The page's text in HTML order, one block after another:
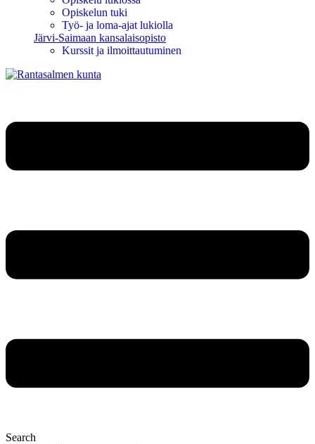
Opiskelun tuki
Työ- ja loma-ajat lukiolla
Järvi-Saimaan kansalaisopisto
Kurssit ja ilmoittautuminen
Search